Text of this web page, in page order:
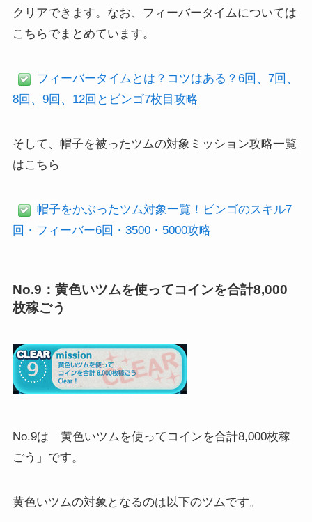
クリアできます。なお、フィーバータイムについては
こちらでまとめています。
フィーバータイムとは？コツはある？6回、7回、
8回、9回、12回とビンゴ7枚目攻略
そして、帽子を被ったツムの対象ミッション攻略一覧
はこちら
帽子をかぶったツム対象一覧！ビンゴのスキル7
回・フィーバー6回・3500・5000攻略
No.9：黄色いツムを使ってコインを合計8,000
枚稼ごう
No.9は「黄色いツムを使ってコインを合計8,000枚稼
ごう」です。
黄色いツムの対象となるのは以下のツムです。